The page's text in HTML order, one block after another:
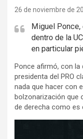
26 de noviembre de
Miguel
dentro de la
en particular
Ponce afirmó, con la
presidenta del PRO
nada que hacer con
bolzonarización que
de derecha como es